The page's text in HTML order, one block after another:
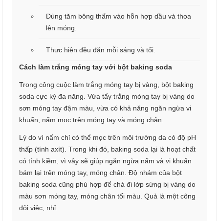
Dùng tăm bông thấm vào hỗn hợp dầu và thoa
lên móng.
Thực hiện đều đặn mỗi sáng và tối.
Cách làm trắng móng tay với bột baking soda
Trong công cuộc làm trắng móng tay bị vàng, bột baking
soda cực kỳ đa năng. Vừa tẩy trắng móng tay bị vàng do
sơn móng tay đậm màu, vừa có khả năng ngăn ngừa vi
khuẩn, nấm mọc trên móng tay và móng chân.
Lý do vì nấm chỉ có thể mọc trên môi trường da có độ pH
thấp (tính axít). Trong khi đó, baking soda lại là hoạt chất
có tính kiềm, vì vậy sẽ giúp ngăn ngừa nấm và vi khuẩn
bám lại trên móng tay, móng chân. Độ nhám của bột
baking soda cũng phù hợp để chà đi lớp sừng bị vàng do
màu sơn móng tay, móng chân tối màu. Quả là một công
đôi việc, nhỉ.